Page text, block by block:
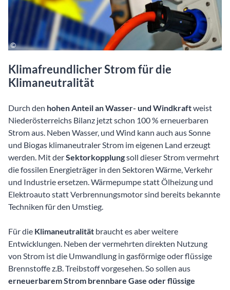
Klimafreundlicher Strom für die
Klimaneutralität
Durch den hohen Anteil an Wasser- und Windkraftweist
Niederösterreichs Bilanz jetzt schon 100 % erneuerbaren
Strom aus. Neben Wasser, und Wind kann auch aus Sonne
und Biogas klimaneutraler Strom im eigenen Land erzeugt
werden. Mit derSektorkopplungsoll dieser Strom vermehrt
die fossilen Energieträger in den Sektoren Wärme, Verkehr
und Industrie ersetzen. Wärmepumpe statt Ölheizung und
Elektroauto statt Verbrennungsmotor sind bereits bekannte
Techniken für den Umstieg.
Für die Klimaneutralität braucht es aber weitere
Entwicklungen. Neben der vermehrten direkten Nutzung
von Strom ist die Umwandlung in gasförmige oder flüssige
Brennstoffe z.B. Treibstoff vorgesehen. So sollen aus
erneuerbarem Strom brennbare Gase oder flüssige